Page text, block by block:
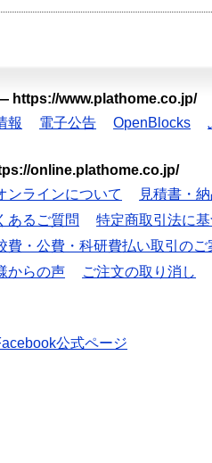
https://www.plathome.co.jp/
報 電子公告 OpenBlocks
online.plathome.co.jp/
ンラインについて
見積書・
あるご質問
特定商取引法に
費・公費・科研費払い取引のご
からの声 ご注文の取り消し
公式ページ